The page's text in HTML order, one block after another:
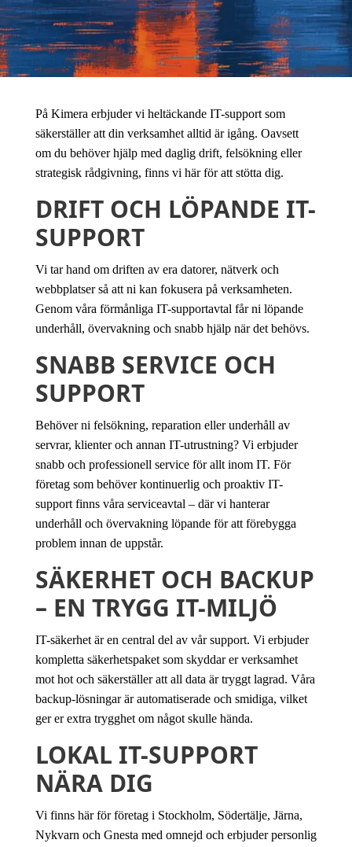
På Kimera erbjuder vi heltäckande IT-support som
säkerställer att din verksamhet alltid är igång. Oavsett
om du behöver hjälp med daglig drift, felsökning eller
strategisk rådgivning, finns vi här för att stötta dig.
DRIFT OCH LÖPANDE IT-
SUPPORT
Vi tar hand om driften av era datorer, nätverk och
webbplatser så att ni kan fokusera på verksamheten.
Genom våra förmånliga IT-supportavtal får ni löpande
underhåll, övervakning och snabb hjälp när det behövs.
SNABB SERVICE OCH
SUPPORT
Behöver ni felsökning, reparation eller underhåll av
servrar, klienter och annan IT-utrustning? Vi erbjuder
snabb och professionell service för allt inom IT. För
företag som behöver kontinuerlig och proaktiv IT-
support finns våra serviceavtal – där vi hanterar
underhåll och övervakning löpande för att förebygga
problem innan de uppstår.
SÄKERHET OCH BACKUP
– EN TRYGG IT-MILJÖ
IT-säkerhet är en central del av vår support. Vi erbjuder
kompletta säkerhetspaket som skyddar er verksamhet
mot hot och säkerställer att all data är tryggt lagrad. Våra
backup-lösningar är automatiserade och smidiga, vilket
ger er extra trygghet om något skulle hända.
LOKAL IT-SUPPORT
NÄRA DIG
Vi finns här för företag i Stockholm, Södertälje, Järna,
Nykvarn och Gnesta med omnejd och erbjuder personlig